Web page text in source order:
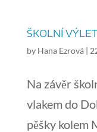
ŠKOLNÍ
by Hana Ezrová|
Na závěr
vlakem do
pěšky kolem